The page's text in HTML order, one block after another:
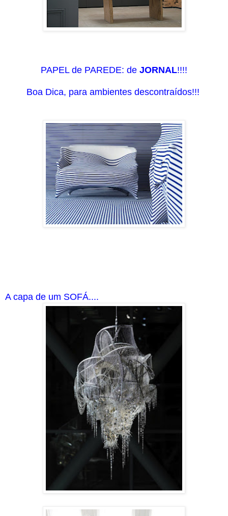
PAPEL de PAREDE: de JORNAL!!!!
Boa Dica, para ambientes descontraídos!!!
A capa de um SOFÁ....